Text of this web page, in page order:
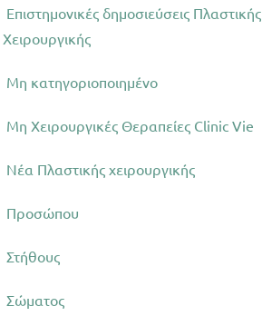
Επιστημονικές δημοσιεύσεις Πλαστικής
Χειρουργικής
Μη κατηγοριοποιημένο
Μη Χειρουργικές Θεραπείες Clinic Vie
Νέα Πλαστικής χειρουργικής
Προσώπου
Στήθους
Σώματος